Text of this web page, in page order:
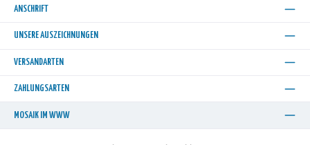
ANSCHRIFT
UNSERE AUSZEICHNUNGEN
VERSANDARTEN
ZAHLUNGSARTEN
MOSAIK IM WWW